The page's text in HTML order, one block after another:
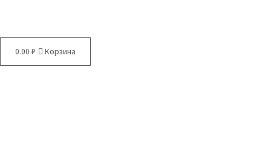
0.00 ₽ Корзина